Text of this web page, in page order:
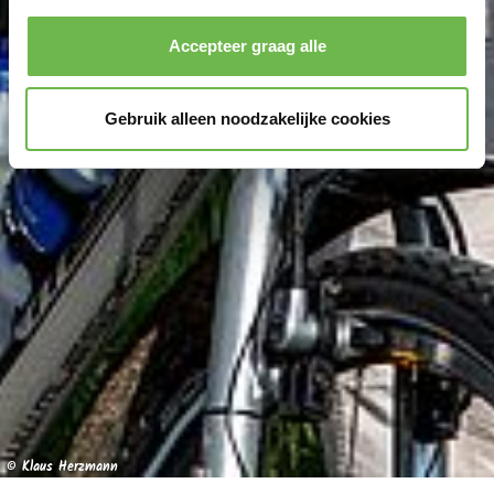
Accepteer graag alle
Gebruik alleen noodzakelijke cookies
© Klaus Herzmann